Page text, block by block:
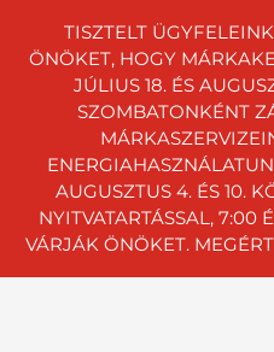
TISZTELT
ÖNÖKET, HOGY
JÚLIUS 18. ÉS
SZOMBATONKÉNT
AUGUSZTUS 4. ÉS 10.
NYITVATARTÁSSAL, 7:00
VÁRJÁK ÖNÖKET.